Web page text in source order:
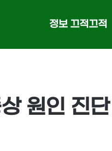
정보 끄적끄적
원인 진